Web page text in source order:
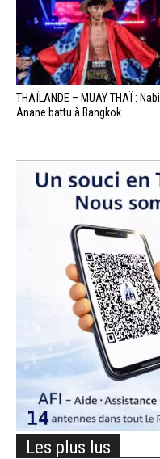
THAÏLANDE – MUAY THAÏ : Nabil
Anane battu à Bangkok
Les plus lus